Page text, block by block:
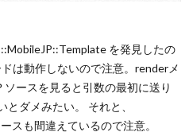
を発見したの
は動作しないので注意。renderメ
ースを見ると引数の最初に送り
ダメみたい。 それと、
スも間違えているので注意。